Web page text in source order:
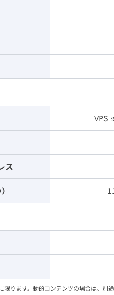
VPS
ス
ります。動的コンテンツの場合は、別途